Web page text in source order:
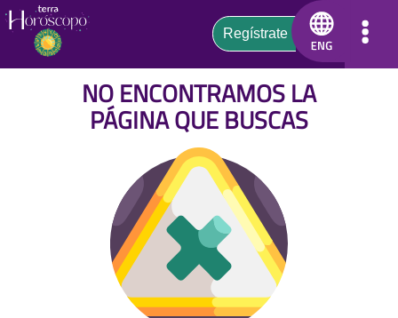
NO ENCONTRAMOS LA
PÁGINA QUE BUSCAS